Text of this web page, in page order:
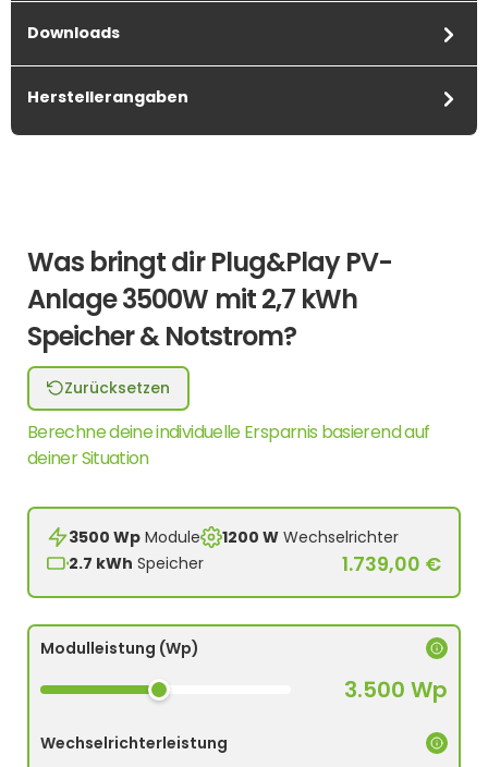
Downloads
Herstellerangaben
Was bringt dir Plug&Play PV-
Anlage 3500W mit 2,7 kWh
Speicher & Notstrom?
Zurücksetzen
Berechne deine individuelle Ersparnis basierend auf
deiner Situation
3500 Wp Module 1200 W Wechselrichter
2.7 kWh Speicher 1.739,00 €
Modulleistung (Wp)
3.500 Wp
Wechselrichterleistung